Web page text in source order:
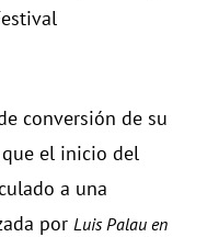
conversión de su
el inicio del
a una
por Luis Palau en